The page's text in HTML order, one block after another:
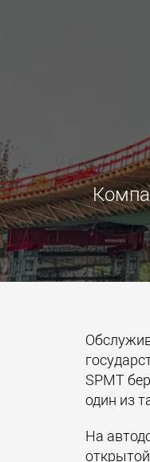
SPMT
один из
На